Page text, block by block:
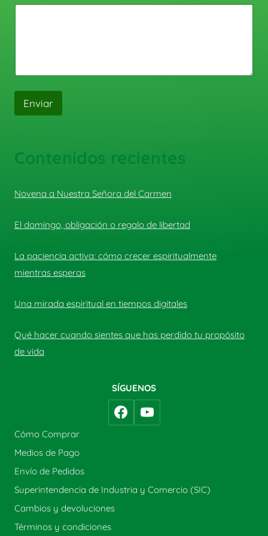
Enviar
Contenidos recientes
Novena a Nuestra Señora del Carmen
El domingo, obligación o regalo de libertad
La paciencia activa: cómo crecer espiritualmente
mientras esperas
Una mirada espiritual en tiempos digitales
Qué hacer cuando sientes que has perdido tu propósito
de vida
SÍGUENOS
Cómo Comprar
Medios de Pago
Envío de Pedidos
Superintendencia de Industria y Comercio (SIC)
Cambios y devoluciones
Términos y condiciones